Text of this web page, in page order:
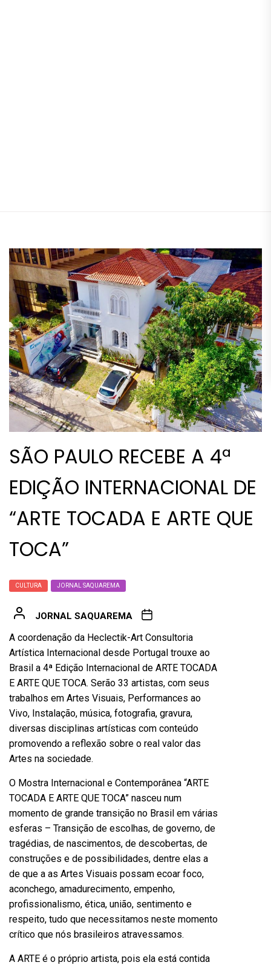
SÃO PAULO RECEBE A 4ª
EDIÇÃO INTERNACIONAL DE
“ARTE TOCADA E ARTE QUE
TOCA”
CULTURA JORNAL SAQUAREMA
JORNAL SAQUAREMA
A coordenação da Heclectik-Art Consultoria
Artística Internacional desde Portugal trouxe ao
Brasil a 4ª Edição Internacional de ARTE TOCADA
E ARTE QUE TOCA. Serão 33 artistas, com seus
trabalhos em Artes Visuais, Performances ao
Vivo, Instalação, música, fotografia, gravura,
diversas disciplinas artísticas com conteúdo
promovendo a reflexão sobre o real valor das
Artes na sociedade.
O Mostra Internacional e Contemporânea “ARTE
TOCADA E ARTE QUE TOCA” nasceu num
momento de grande transição no Brasil em várias
esferas – Transição de escolhas, de governo, de
tragédias, de nascimentos, de descobertas, de
construções e de possibilidades, dentre elas a
de que a as Artes Visuais possam ecoar foco,
aconchego, amadurecimento, empenho,
profissionalismo, ética, união, sentimento e
respeito, tudo que necessitamos neste momento
crítico que nós brasileiros atravessamos.
A ARTE é o próprio artista, pois ela está contida